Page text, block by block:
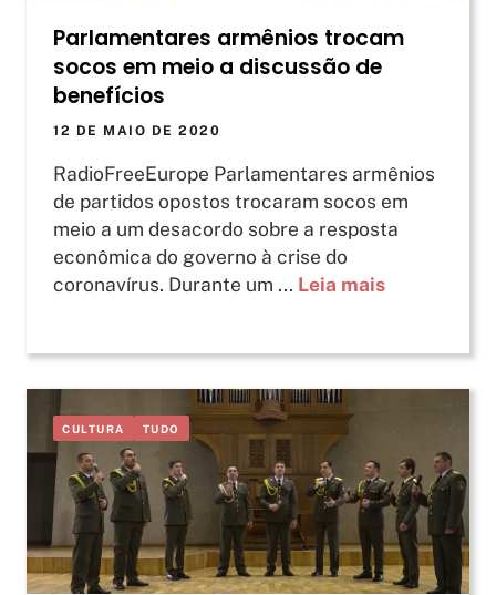
Parlamentares armênios trocam
socos em meio a discussão de
benefícios
12 DE MAIO DE 2020
RadioFreeEurope Parlamentares armênios
de partidos opostos trocaram socos em
meio a um desacordo sobre a resposta
econômica do governo à crise do
coronavírus. Durante um ... Leia mais
CULTURA TUDO